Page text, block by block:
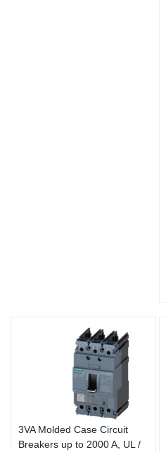
3VA Molded Case Circuit
Breakers up to 2000 A, UL /